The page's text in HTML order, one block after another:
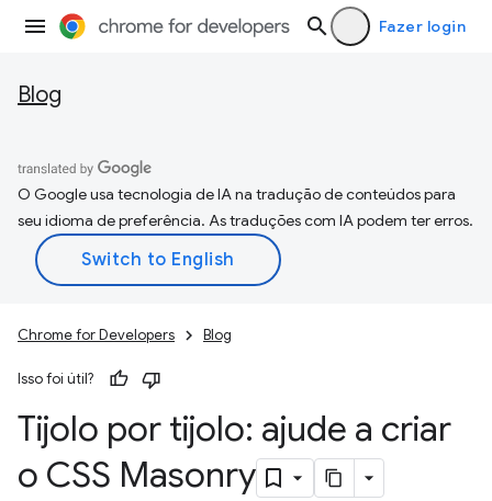
Fazer login
Blog
O Google usa tecnologia de IA na tradução de conteúdos para
seu idioma de preferência. As traduções com IA podem ter erros.
Chrome for Developers Blog
Isso foi útil?
Tijolo por tijolo: ajude a criar
o CSS Masonry